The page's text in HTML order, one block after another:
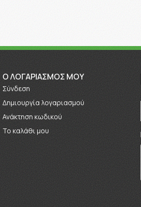
O ΛΟΓΑΡΙΑΣΜΟΣ ΜΟΥ
Σύνδεση
Δημιουργία λογαριασμού
Ανάκτηση κωδικού
Το καλάθι μου